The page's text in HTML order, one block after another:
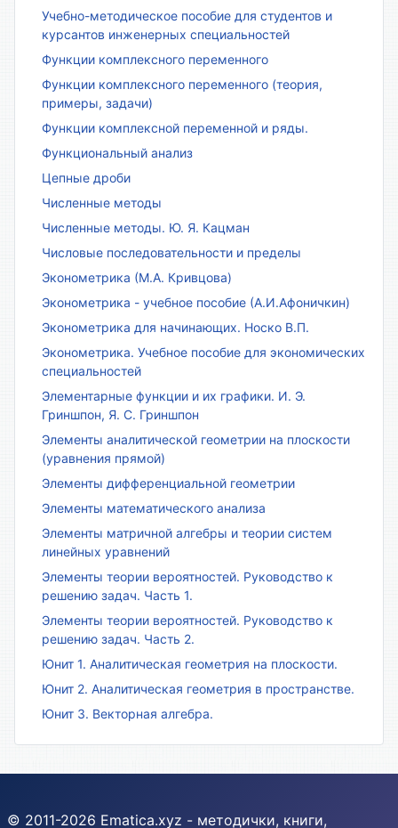
Учебно-методическое пособие для студентов и
курсантов инженерных специальностей
Функции комплексного переменного
Функции комплексного переменного (теория,
примеры, задачи)
Функции комплексной переменной и ряды.
Функциональный анализ
Цепные дроби
Численные методы
Численные методы. Ю. Я. Кацман
Числовые последовательности и пределы
Эконометрика (М.А. Кривцова)
Эконометрика - учебное пособие (А.И.Афоничкин)
Эконометрика для начинающих. Носко В.П.
Эконометрика. Учебное пособие для экономических
специальностей
Элементарные функции и их графики. И. Э.
Гриншпон, Я. С. Гриншпон
Элементы аналитической геометрии на плоскости
(уравнения прямой)
Элементы дифференциальной геометрии
Элементы математического анализа
Элементы матричной алгебры и теории систем
линейных уравнений
Элементы теории вероятностей. Руководство к
решению задач. Часть 1.
Элементы теории вероятностей. Руководство к
решению задач. Часть 2.
Юнит 1. Аналитическая геометрия на плоскости.
Юнит 2. Аналитическая геометрия в пространстве.
Юнит 3. Векторная алгебра.
© 2011-2026 Ematica.xyz - методички, книги,